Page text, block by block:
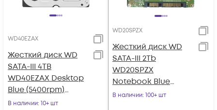
WD40EZAX
Жесткий диск WD
SATA-III 4TB
WD40EZAX Desktop
Blue (5400rpm)
256Mb 3.5"
В наличии: 10+ шт
WD20SPZX
Жесткий диск WD
SATA-III 2Tb
WD20SPZX
Notebook Blue
(5400rpm) 128Mb 2.5"
В наличии: 100+ шт